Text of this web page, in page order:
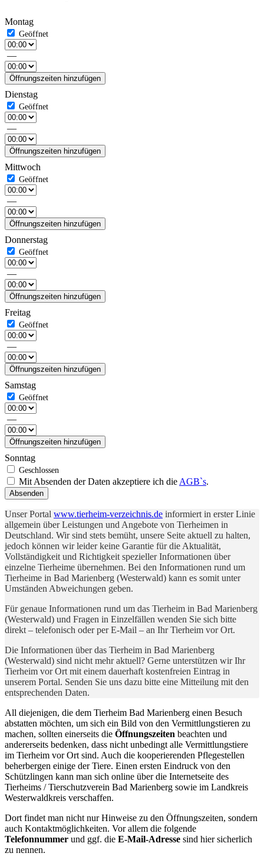
Montag
—
Öffnungszeiten hinzufügen
Dienstag
—
Öffnungszeiten hinzufügen
Mittwoch
—
Öffnungszeiten hinzufügen
Donnerstag
—
Öffnungszeiten hinzufügen
Freitag
—
Öffnungszeiten hinzufügen
Samstag
—
Öffnungszeiten hinzufügen
Sonntag
Mit Absenden der Daten akzeptiere ich die AGB`s.
Absenden
Unser Portal www.tierheim-verzeichnis.de informiert in erster Linie
allgemein über Leistungen und Angebote von Tierheimen in
Deutschland. Wir sind stets bemüht, unsere Seite aktuell zu halten,
jedoch können wir leider keine Garantie für die Aktualität,
Vollständigkeit und Richtigkeit spezieller Informationen über
einzelne Tierheime übernehmen. Bei den Informationen rund um
Tierheime in Bad Marienberg (Westerwald) kann es somit unter
Umständen Abweichungen geben.
Für genaue Informationen rund um das Tierheim in Bad Marienberg
(Westerwald) und Fragen in Einzelfällen wenden Sie sich bitte
direkt – telefonisch oder per E-Mail – an Ihr Tierheim vor Ort.
Die Informationen über das Tierheim in Bad Marienberg
(Westerwald) sind nicht mehr aktuell? Gerne unterstützen wir Ihr
Tierheim vor Ort mit einem dauerhaft kostenfreien Eintrag in
unserem Portal. Senden Sie uns dazu bitte eine Mitteilung mit den
entsprechenden Daten.
All diejenigen, die dem Tierheim Bad Marienberg einen Besuch
abstatten möchten, um sich ein Bild von den Vermittlungstieren zu
machen, sollten einerseits die Öffnungszeiten beachten und
andererseits bedenken, dass nicht unbedingt alle Vermittlungstiere
im Tierheim vor Ort sind. Auch die kooperierenden Pflegestellen
beherbergen einige der Tiere. Einen ersten Eindruck von den
Schützlingen kann man sich online über die Internetseite des
Tierheims / Tierschutzverein Bad Marienberg sowie im Landkreis
Westerwaldkreis verschaffen.
Dort findet man nicht nur Hinweise zu den Öffnungszeiten, sondern
auch Kontaktmöglichkeiten. Vor allem die folgende
Telefonnummer und ggf. die E-Mail-Adresse sind hier sicherlich
zu nennen.